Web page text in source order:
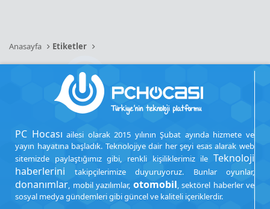
Anasayfa Etiketler
PC Hocası ailesi olarak 2015 yılının Şubat ayında hizmete ve
yayın hayatına başladık. Teknolojiye dair her şeyi esas alarak web
sitemizde paylaştığımız gibi, renkli kişiliklerimiz ile Teknoloji
haberlerini takipçilerimize duyuruyoruz. Bunlar oyunlar,
donanımlar, mobil yazılımlar, otomobil, sektörel haberler ve
sosyal medya gündemleri gibi güncel ve kaliteli içeriklerdir.